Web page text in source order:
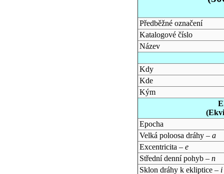
Předběžné označení
Katalogové číslo
Název
Kdy
Kde
Kým
Epocha
Velká poloosa dráhy –a
Excentricita –e
Střední denní pohyb –n
Sklon dráhy k ekliptice – i